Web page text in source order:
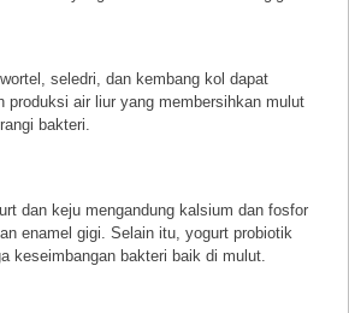
seledri, dan kembang kol dapat
produksi air liur yang membersihkan mulut
bakteri.
dan keju mengandung kalsium dan fosfor
enamel gigi. Selain itu, yogurt probiotik
keseimbangan bakteri baik di mulut.